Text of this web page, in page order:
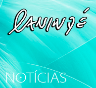
NOTÍCIAS